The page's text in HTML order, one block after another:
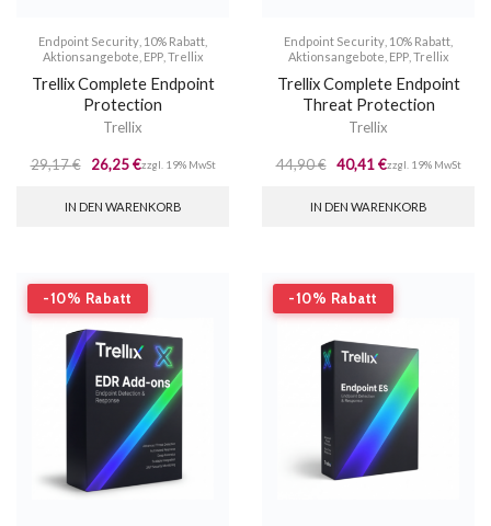
Endpoint Security 10% Rabatt
Aktionsangebote EPP, Trellix
Trellix Complete Endpoint
Protection
Trellix
29,17€ 26,25€zzgl. 19% MwSt
IN DEN WARENKORB
Endpoint Security 10% Rabatt
Aktionsangebote EPP, Trellix
Trellix Complete Endpoint
Threat Protection
Trellix
44,90€ 40,41€zzgl. 19% MwSt
IN DEN WARENKORB
-10% Rabatt -10% Rabatt